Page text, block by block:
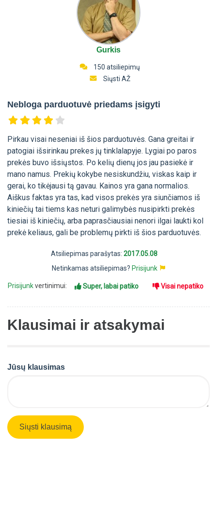
Gurkis
150 atsiliepimų
Siųsti AŽ
Nebloga parduotuvė priedams įsigyti
Pirkau visai neseniai iš šios parduotuvės. Gana greitai ir
patogiai išsirinkau prekes jų tinklalapyje. Lygiai po paros
prekės buvo išsiųstos. Po kelių dienų jos jau pasiekė ir
mano namus. Prekių kokybe nesiskundžiu, viskas kaip ir
gerai, ko tikėjausi tą gavau. Kainos yra gana normalios.
Aiškus faktas yra tas, kad visos prekės yra siunčiamos iš
kiniečių tai tiems kas neturi galimybės nusipirkti prekės
tiesiai iš kiniečių, arba paprasčiausiai nenori ilgai laukti kol
prekė keliaus, gali be problemų pirkti iš šios parduotuvės.
Atsiliepimas parašytas: 2017.05.08
Netinkamas atsiliepimas? Prisijunk
Prisijunkvertinimui: Super, labai patiko Visai nepatiko
Klausimai ir atsakymai
Jūsų klausimas